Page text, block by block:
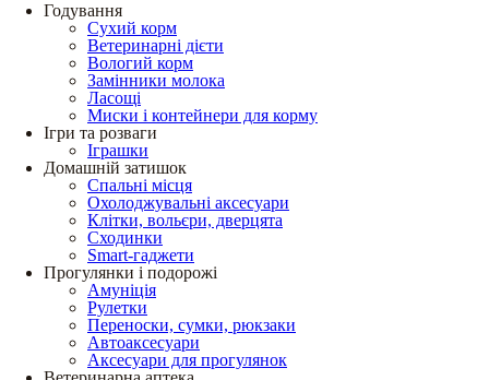
Годування
Сухий корм
Ветеринарні дієти
Вологий корм
Замінники молока
Ласощі
Миски і контейнери для корму
Ігри та розваги
Іграшки
Домашній затишок
Спальні місця
Охолоджувальні аксесуари
Клітки, вольєри, дверцята
Сходинки
Smart-гаджети
Прогулянки і подорожі
Амуніція
Рулетки
Переноски, сумки, рюкзаки
Автоаксесуари
Аксесуари для прогулянок